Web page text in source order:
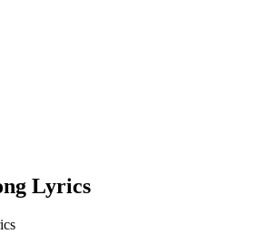
Lyrics